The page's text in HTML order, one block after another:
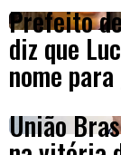
Prefeito
diz que
nome
União